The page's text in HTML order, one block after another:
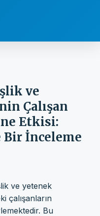
ve
Çalışan
Etkisi:
Bir İnceleme
ve yetenek
çalışanların
Bu